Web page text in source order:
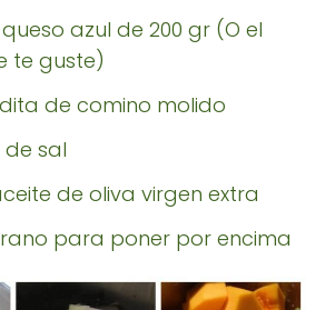
azul de 200 gr (O el
te guste)
de comino molido
sal
de oliva virgen extra
para poner por encima